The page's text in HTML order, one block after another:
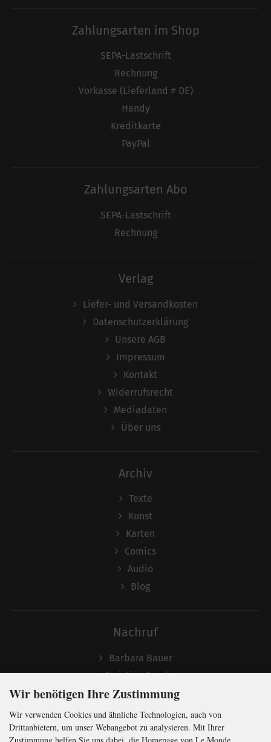
Zahlungsarten im Shop
SEPA-Lastschrift
Rechnung
Vorkasse (Lieferland ≠ DE)
Handy
Kreditkarte
PayPal
Zahlungsarten Abo
SEPA-Lastschrift
Rechnung
Verlag
Liefer- und Versandkosten
Datenschutzerklärung
Unsere AGB
Impressum
Kontakt
Widerrufsrecht
Mediadaten
Über uns
Archiv
Texte
Kunst
Karten
Comics
Audio
Blog
Nachruf
Barbara Bauer
Christian Semler
Folgen
Wir benötigen Ihre Zustimmung
Wir verwenden Cookies und ähnliche Technologien, auch von
Drittanbietern, um unser Webangebot zu analysieren. Mit Ihrer